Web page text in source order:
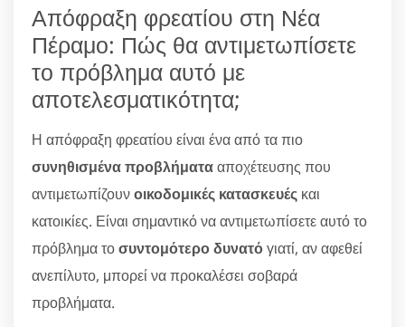
Απόφραξη φρεατίου στη Νέα
Πέραμο: Πώς θα αντιμετωπίσετε
το πρόβλημα αυτό με
αποτελεσματικότητα;
Η απόφραξη φρεατίου είναι ένα από τα πιο
συνηθισμένα προβλήματααποχέτευσης που
αντιμετωπίζουνοικοδομικές κατασκευές και
κατοικίες. Είναι σημαντικό να αντιμετωπίσετε αυτό το
πρόβλημα τοσυντομότερο δυνατόγιατί, αν αφεθεί
ανεπίλυτο, μπορεί να προκαλέσει σοβαρά
προβλήματα.